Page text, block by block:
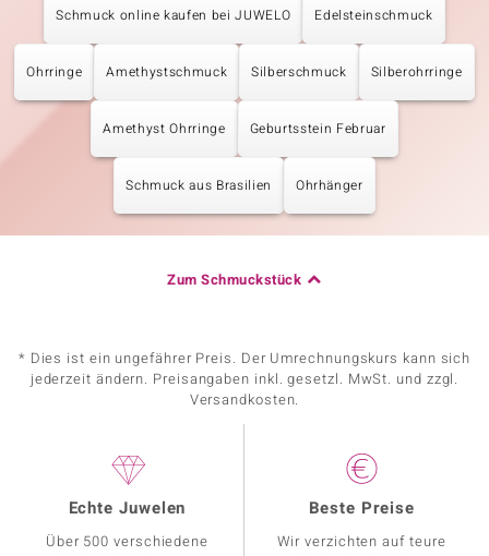
Schmuck online kaufen bei JUWELO Edelsteinschmuck
Ohrringe Amethystschmuck Silberschmuck Silberohrringe
Amethyst Ohrringe Geburtsstein Februar
Schmuck aus Brasilien Ohrhänger
Zum Schmuckstück
* Dies ist ein ungefährer Preis. Der Umrechnungskurs kann sich
jederzeit ändern. Preisangaben inkl. gesetzl. MwSt. und zzgl.
Versandkosten.
Echte Juwelen
Über 500 verschiedene
Beste Preise
Wir verzichten auf teure